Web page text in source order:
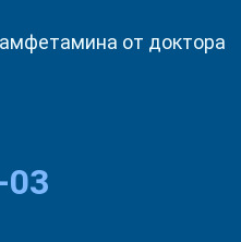
от доктора
03